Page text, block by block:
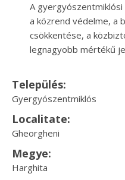
A
a közrend védelme, a
csökkentése, a
legnagyobb mértékű
Település:
Gyergyószentmiklós
Localitate:
Gheorgheni
Megye:
Harghita